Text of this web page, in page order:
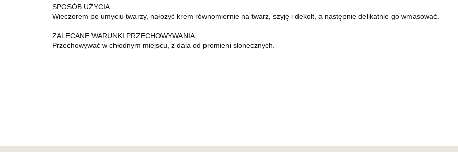
SPOSÓB UŻYCIA
Wieczorem po umyciu twarzy, nałożyć krem równomiernie na twarz, szyję i dekolt, a następnie delikatnie go wmasować.
ZALECANE WARUNKI PRZECHOWYWANIA
Przechowywać w chłodnym miejscu, z dala od promieni słonecznych.